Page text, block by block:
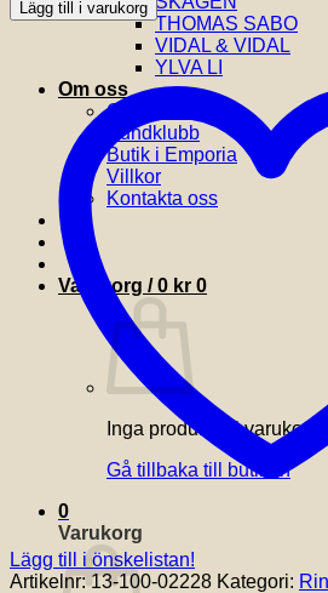
THOMAS SABO
VIDAL & VIDAL
YLVA LI
Om oss
Om Glensia
Kundklubb
Butik i Emporia
Villkor
Kontakta oss
Varukorg /0 kr 0
Inga produkter i
Gå tillbaka till butiken
0
Varukorg
-
Ring
mängd
Lägg till i varukorg
Lägg till i önskelistan!
Artikelnr:13-100-02228 Kategori: